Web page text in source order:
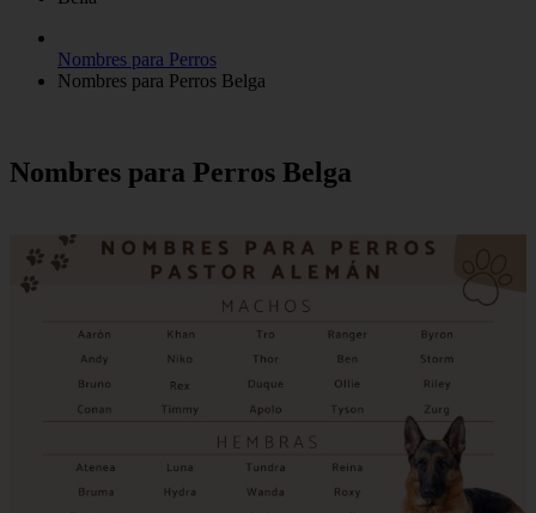
Nombres para Perros
Nombres para Perros Belga
Nombres para Perros Belga